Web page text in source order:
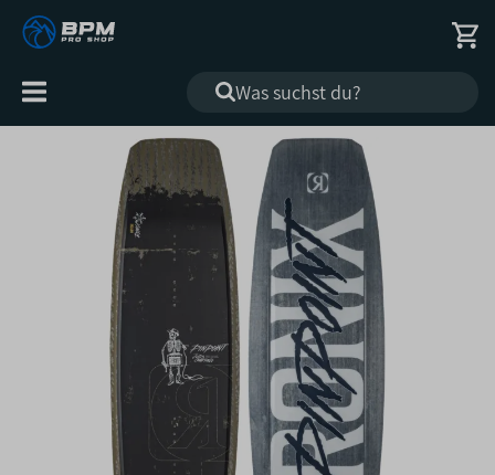
Alle
Kategorien